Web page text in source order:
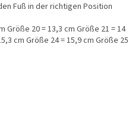
Fuß in der richtigen Position
Größe 20 = 13,3 cm Größe 21 = 14
cm Größe 24 = 15,9 cm Größe 25